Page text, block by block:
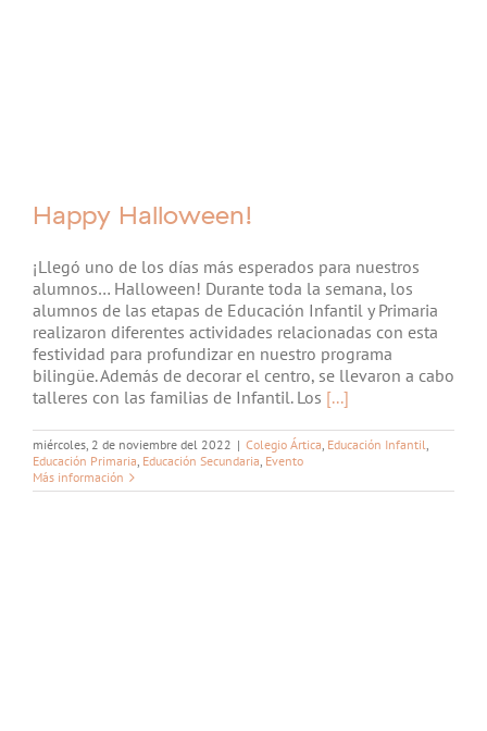
Happy Halloween!
¡Llegó uno de los días más esperados para nuestros
alumnos… Halloween! Durante toda la semana, los
alumnos de las etapas de Educación Infantil y Primaria
realizaron diferentes actividades relacionadas con esta
festividad para profundizar en nuestro programa
bilingüe. Además de decorar el centro, se llevaron a cabo
talleres con las familias de Infantil. Los [...]
miércoles, 2 de noviembre del 2022 | Colegio Ártica, Educación Infantil,
Educación Primaria, Educación Secundaria, Evento
Más información